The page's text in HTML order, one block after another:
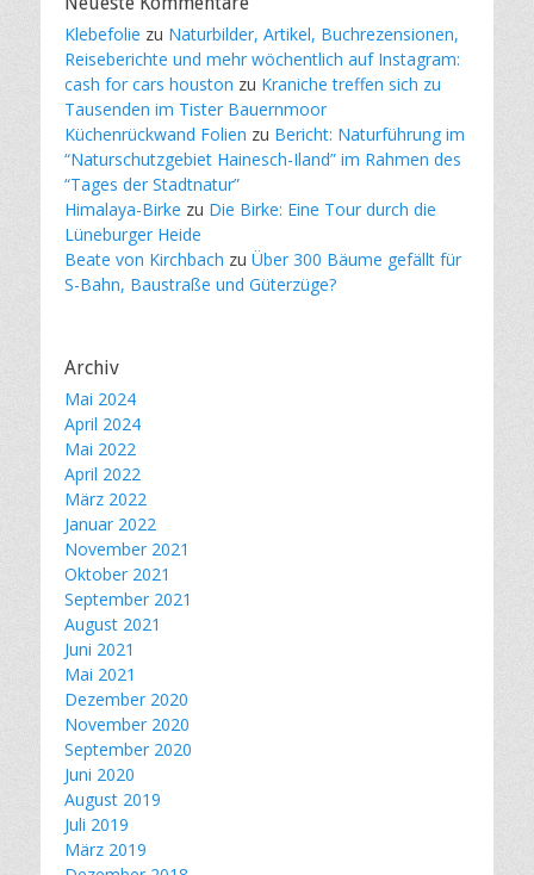
Klebefolie zu Naturbilder, Artikel, Buchrezensionen,
Reiseberichte und mehr wöchentlich auf Instagram:
cash for cars houston zu Kraniche treffen sich zu
Tausenden im Tister Bauernmoor
Küchenrückwand Folien zu Bericht: Naturführung im
“Naturschutzgebiet Hainesch-Iland” im Rahmen des
“Tages der Stadtnatur”
Himalaya-Birke zu Die Birke: Eine Tour durch die
Lüneburger Heide
Beate von Kirchbach zu Über 300 Bäume gefällt für
S-Bahn, Baustraße und Güterzüge?
Archiv
Mai 2024
April 2024
Mai 2022
April 2022
März 2022
Januar 2022
November 2021
Oktober 2021
September 2021
August 2021
Juni 2021
Mai 2021
Dezember 2020
November 2020
September 2020
Juni 2020
August 2019
Juli 2019
März 2019